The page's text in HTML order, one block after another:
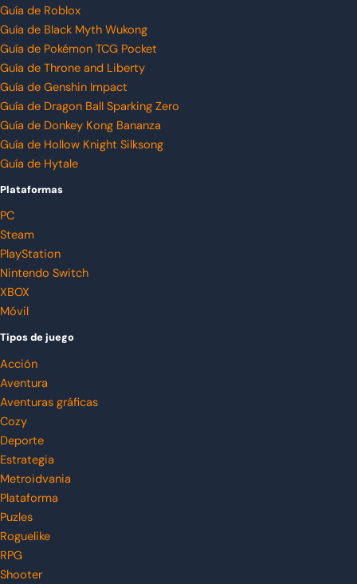
Guía de Roblox
Guía de Black Myth Wukong
Guía de Pokémon TCG Pocket
Guía de Throne and Liberty
Guía de Genshin Impact
Guía de Dragon Ball Sparking Zero
Guía de Donkey Kong Bananza
Guía de Hollow Knight Silksong
Guía de Hytale
Plataformas
PC
Steam
PlayStation
Nintendo Switch
XBOX
Móvil
Tipos de juego
Acción
Aventura
Aventuras gráficas
Cozy
Deporte
Estrategia
Metroidvania
Plataforma
Puzles
Roguelike
RPG
Shooter